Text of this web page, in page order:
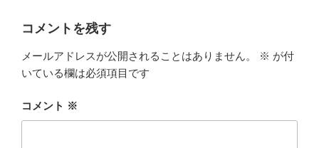
コメントを残す
メールアドレスが公開されることはありません。 ※ が付
いている欄は必須項目です
コメント ※